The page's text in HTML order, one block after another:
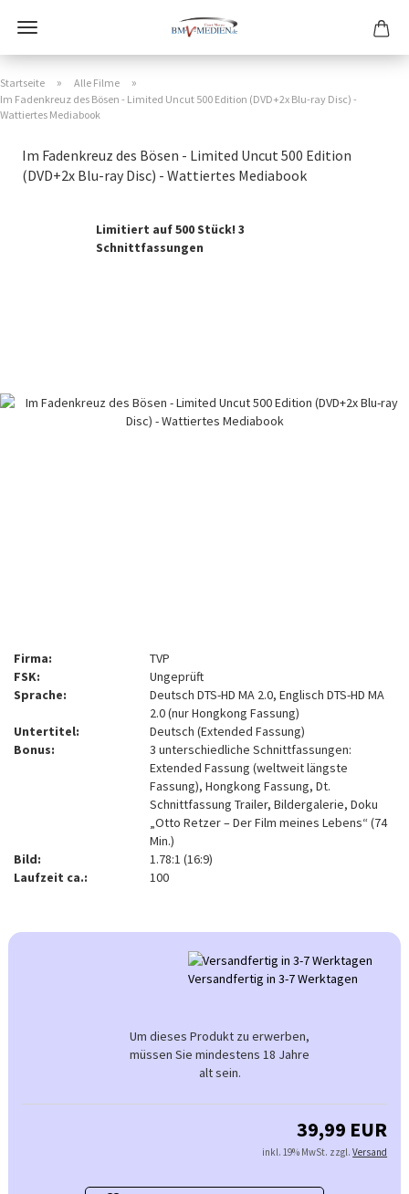
Startseite » Alle Filme »
Im Fadenkreuz des Bösen - Limited Uncut 500 Edition (DVD+2x Blu-ray Disc) -
Wattiertes Mediabook
Im Fadenkreuz des Bösen - Limited Uncut 500 Edition
(DVD+2x Blu-ray Disc) - Wattiertes Mediabook
Limitiert auf 500 Stück! 3
Schnittfassungen
Firma:
TVP
FSK:
Ungeprüft
Sprache:
Deutsch DTS-HD MA 2.0, Englisch DTS-HD MA
2.0 (nur Hongkong Fassung)
Untertitel:
Deutsch (Extended Fassung)
Bonus:
3 unterschiedliche Schnittfassungen:
Extended Fassung (weltweit längste
Fassung), Hongkong Fassung, Dt.
Schnittfassung Trailer, Bildergalerie, Doku
„Otto Retzer – Der Film meines Lebens“ (74
Min.)
Bild:
1.78:1 (16:9)
Laufzeit ca.:
100
Versandfertig in 3-7 Werktagen
Um dieses Produkt zu erwerben,
müssen Sie mindestens 18 Jahre
alt sein.
39,99 EUR
inkl. 19% MwSt. zzgl.Versand